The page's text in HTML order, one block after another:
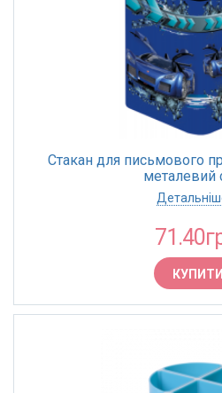
Стакан для письмового
металевий
КУПИТИ